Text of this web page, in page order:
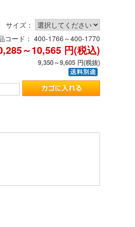
サイズ：
コード： 400-1766～400-1770
～10,565 円(税込)
9,350～9,605 円(税抜)